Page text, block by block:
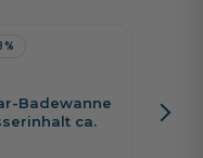
Badewanne
ca.
Eco